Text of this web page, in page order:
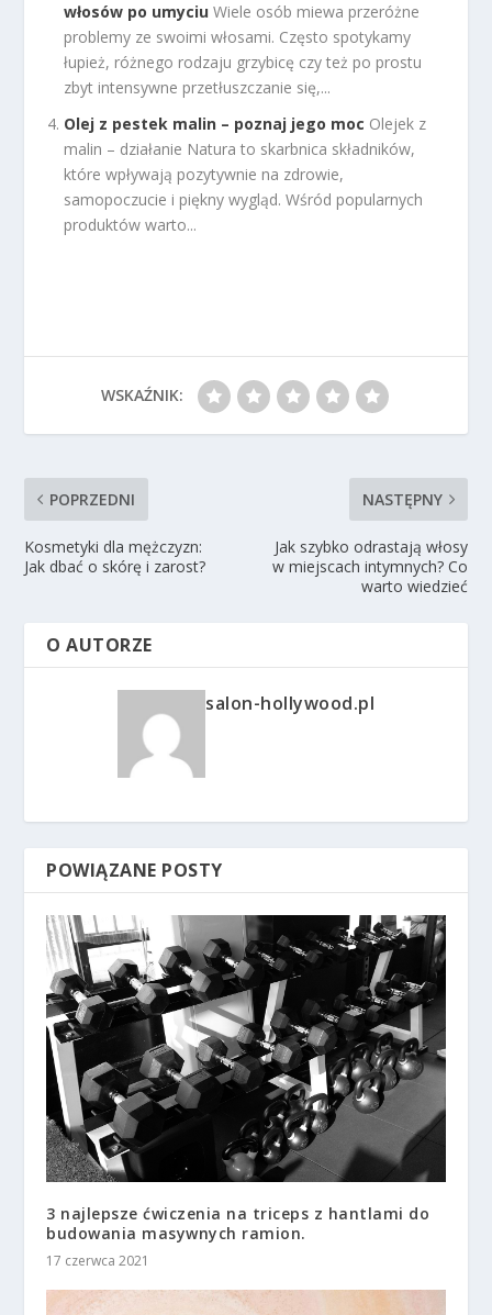
włosów po umyciu Wiele osób miewa przeróżne
problemy ze swoimi włosami. Często spotykamy
łupież, różnego rodzaju grzybicę czy też po prostu
zbyt intensywne przetłuszczanie się,...
Olej z pestek malin – poznaj jego moc Olejek z
malin – działanie Natura to skarbnica składników,
które wpływają pozytywnie na zdrowie,
samopoczucie i piękny wygląd. Wśród popularnych
produktów warto...
WSKAŹNIK:
POPRZEDNI
Kosmetyki dla mężczyzn:
Jak dbać o skórę i zarost?
NASTĘPNY
Jak szybko odrastają włosy
w miejscach intymnych? Co
warto wiedzieć
O AUTORZE
salon-hollywood.pl
POWIĄZANE POSTY
3 najlepsze ćwiczenia na triceps z hantlami do
budowania masywnych ramion.
17 czerwca 2021